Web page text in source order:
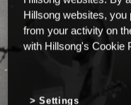
Hillsong websites, you
from your activity on
with Hillsong's Cookie
Settings